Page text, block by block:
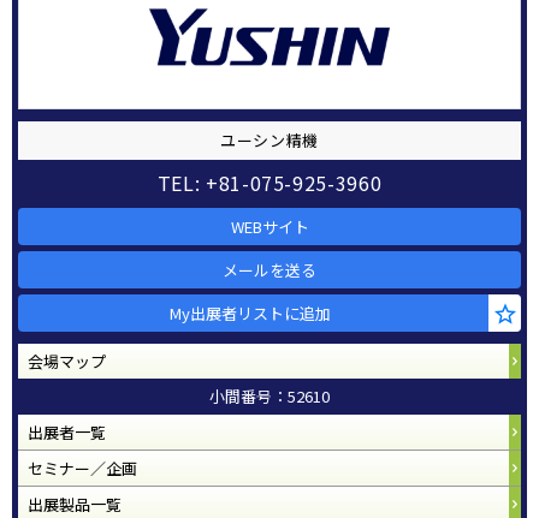
ユーシン精機
TEL: +81-075-925-3960
WEBサイト
メールを送る
My出展者リストに追加
会場マップ
小間番号：52610
出展者一覧
セミナー／企画
出展製品一覧